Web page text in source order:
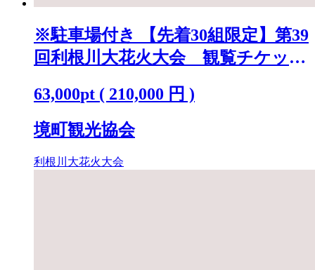
※駐車場付き 【先着30組限定】第39
回利根川大花火大会 観覧チケット
63,000pt ( 210,000 円 )
境町観光協会
利根川大花火大会